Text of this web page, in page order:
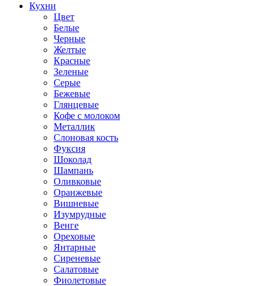
Кухни
Цвет
Белые
Черные
Желтые
Красные
Зеленые
Серые
Бежевые
Глянцевые
Кофе с молоком
Металлик
Слоновая кость
Фуксия
Шоколад
Шампань
Оливковые
Оранжевые
Вишневые
Изумрудные
Венге
Ореховые
Янтарные
Сиреневые
Салатовые
Фиолетовые